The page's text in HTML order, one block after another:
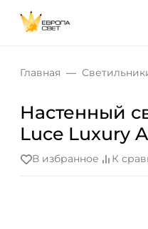
Главная
Настенный
Luce Luxury
В избранное К